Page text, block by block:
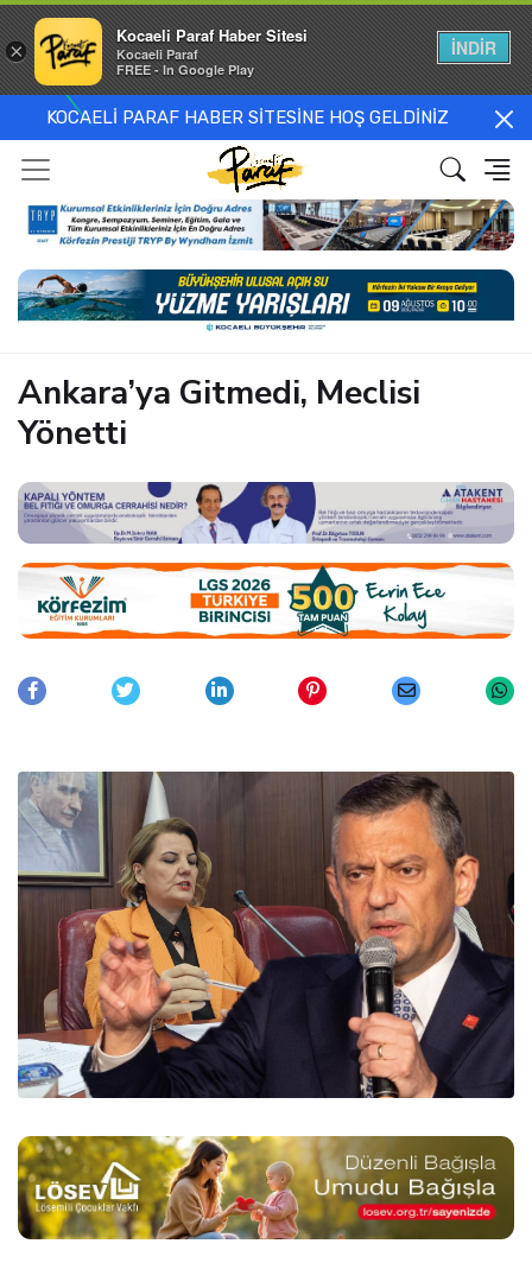
KOCAELİ PARAF HABER SİTESİNE HOŞ GELDİNİZ
Ankara’ya Gitmedi, Meclisi
Yönetti
×
Kocaeli Paraf Haber Sitesi
Kocaeli Paraf
FREE - In Google Play
İNDİR